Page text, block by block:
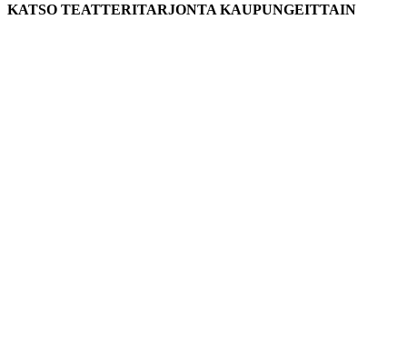
KATSO TEATTERITARJONTA KAUPUNGEITTAIN